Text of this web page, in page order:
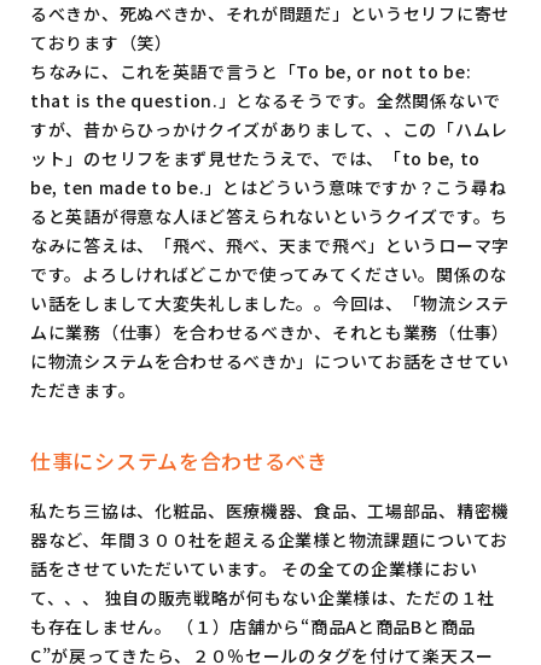
るべきか、死ぬべきか、それが問題だ」というセリフに寄せ
ております（笑）
ちなみに、これを英語で言うと「To be, or not to be:
that is the question.」となるそうです。全然関係ないで
すが、昔からひっかけクイズがありまして、、この「ハムレ
ット」のセリフをまず見せたうえで、では、「to be, to
be, ten made to be.」とはどういう意味ですか？こう尋ね
ると英語が得意な人ほど答えられないというクイズです。ち
なみに答えは、「飛べ、飛べ、天まで飛べ」というローマ字
です。よろしければどこかで使ってみてください。関係のな
い話をしまして大変失礼しました。。今回は、「物流システ
ムに業務（仕事）を合わせるべきか、それとも業務（仕事）
に物流システムを合わせるべきか」についてお話をさせてい
ただきます。
仕事にシステムを合わせるべき
私たち三協は、化粧品、医療機器、食品、工場部品、精密機
器など、年間３００社を超える企業様と物流課題についてお
話をさせていただいています。 その全ての企業様におい
て、、、 独自の販売戦略が何もない企業様は、ただの１社
も存在しません。 （１）店舗から“商品Aと商品Bと商品
C”が戻ってきたら、２０％セールのタグを付けて楽天スー